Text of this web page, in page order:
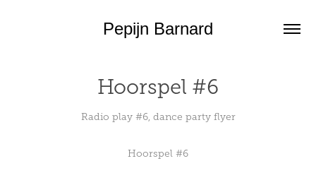
Pepijn Barnard
Hoorspel #6
Radio play #6, dance party flyer
Hoorspel #6